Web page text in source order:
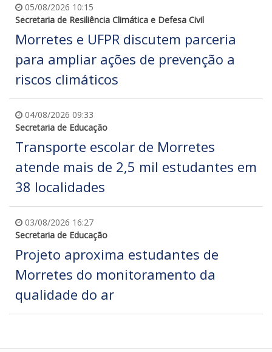
05/08/2026 10:15
Secretaria de Resiliência Climática e Defesa Civil
Morretes e UFPR discutem parceria
para ampliar ações de prevenção a
riscos climáticos
04/08/2026 09:33
Secretaria de Educação
Transporte escolar de Morretes
atende mais de 2,5 mil estudantes em
38 localidades
03/08/2026 16:27
Secretaria de Educação
Projeto aproxima estudantes de
Morretes do monitoramento da
qualidade do ar